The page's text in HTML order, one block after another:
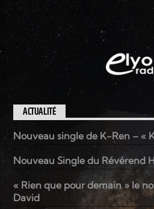
ACTUALITÉ
Nouveau single de K-Ren – «
Nouveau Single du Révérend
« Rien que pour demain » le
David